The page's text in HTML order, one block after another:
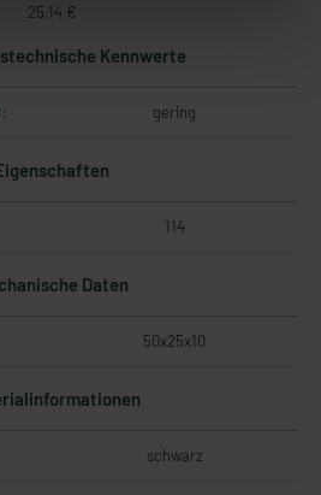
25,14 €
Kennwerte
gering
114
Daten
50x25x10
schwarz